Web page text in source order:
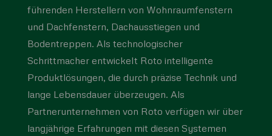
führenden Herstellern von Wohnraumfenstern
und Dachfenstern, Dachausstiegen und
Bodentreppen. Als technologischer
Schrittmacher entwickelt Roto intelligente
Produktlösungen, die durch präzise Technik und
lange Lebensdauer überzeugen. Als
Partnerunternehmen von Roto verfügen wir über
langjährige Erfahrungen mit diesen Systemen